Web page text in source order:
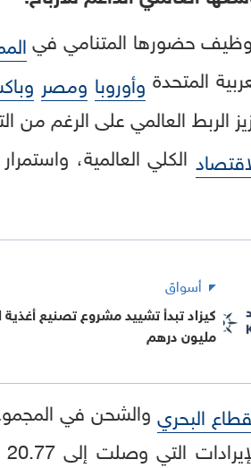
حضورها المتنامي في
المتحدة وأوروبا ومصر
الربط العالمي على الرغم من
الكلي العالمية،
أسواق
مليون درهم
البحري والشحن في